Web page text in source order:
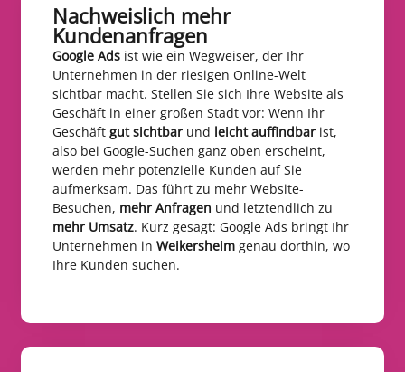
Nachweislich mehr
Kundenanfragen​
Google Ads ist wie ein Wegweiser, der Ihr
Unternehmen in der riesigen Online-Welt
sichtbar macht. Stellen Sie sich Ihre Website als
Geschäft in einer großen Stadt vor: Wenn Ihr
Geschäft gut sichtbar und leicht auffindbar ist,
also bei Google-Suchen ganz oben erscheint,
werden mehr potenzielle Kunden auf Sie
aufmerksam. Das führt zu mehr Website-
Besuchen, mehr Anfragen und letztendlich zu
mehr Umsatz. Kurz gesagt: Google Ads bringt Ihr
Unternehmen in Weikersheim genau dorthin, wo
Ihre Kunden suchen.